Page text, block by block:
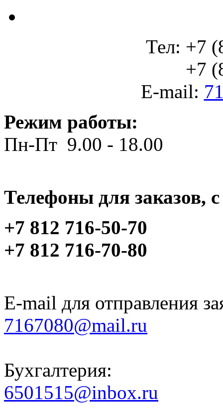
Тел: +7
+7
E-mail:
Режим работы:
Пн-Пт 9.00 - 18.00
Телефоны для заказов,
+7 812 716-50-70
+7 812 716-70-80
E-mail для отправления
7167080@mail.ru
Бухгалтерия:
6501515@inbox.ru